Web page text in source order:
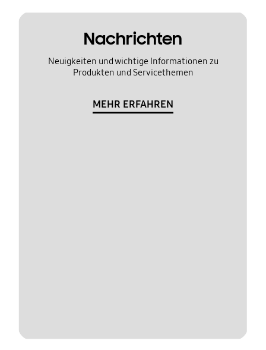
Nachrichten
Neuigkeiten und wichtige Informationen zu
Produkten und Servicethemen
MEHR ERFAHREN